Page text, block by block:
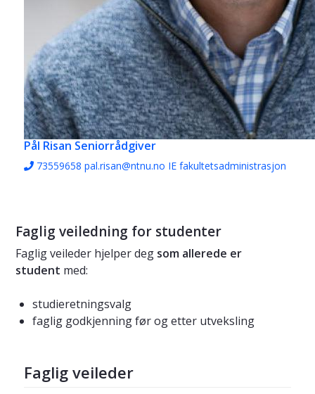
Pål Risan Seniorrådgiver
73559658 pal.risan@ntnu.no IE fakultetsadministrasjon
Faglig veiledning for studenter
Faglig veileder hjelper deg som allerede er
student med:
studieretningsvalg
faglig godkjenning før og etter utveksling
Faglig veileder